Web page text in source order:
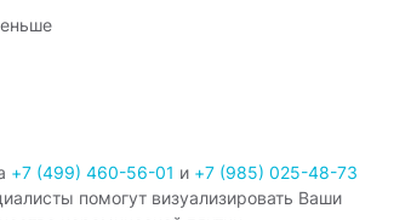
+7 (499) 460-56-01 и +7 (985) 025-48-73
помогут визуализировать Ваши